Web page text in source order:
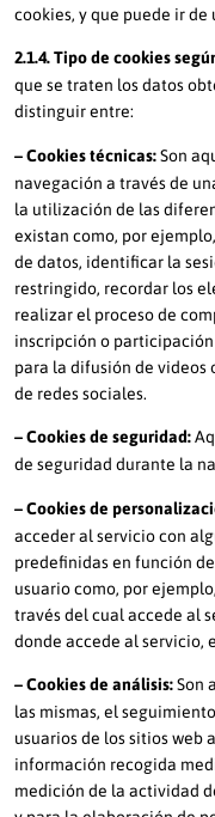
cookies, y que puede ir de
2.1.4. Tipo de cookies
que se traten los datos
distinguir entre:
– Cookies técnicas:Son
navegación a través de
la utilización de las
existan como, por
de datos, identificar la
restringido, recordar los
realizar el proceso de
inscripción o
para la difusión de videos
de redes sociales.
– Cookies de seguridad:
de seguridad durante la
– Cookies de
acceder al servicio con
predefinidas en función
usuario como, por
través del cual accede al
donde accede al servicio,
– Cookies de análisis:Son
las mismas, el
usuarios de los sitios web
información recogida
medición de la actividad